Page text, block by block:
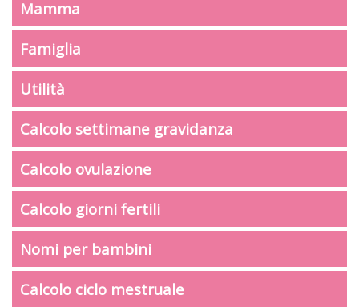
Mamma
Famiglia
Utilità
Calcolo settimane gravidanza
Calcolo ovulazione
Calcolo giorni fertili
Nomi per bambini
Calcolo ciclo mestruale